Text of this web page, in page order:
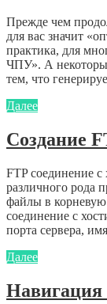
Прежде чем
для вас значит
практика, для
ЧПУ». А
тем, что
Далее
Создание
FTP соединение
различного рода
файлы в корневую
соединение с
порта сервера,
Далее
Навигация